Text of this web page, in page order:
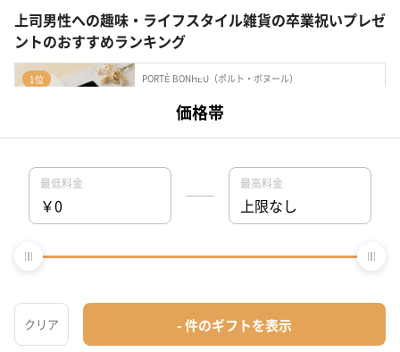
上司男性への趣味・ライフスタイル雑貨の卒業祝いプレゼ
ントのおすすめランキング
1位
名入れ対応
PORTÈ BONHEU（ポルト・ボヌール）
ガジェット
¥5,500
名入れ対応
PORTÈ BONHEU（ポルト・ボヌール）
Back Cover Card Case カード収納一体型の本革
ガジェット
最短8月09日(日)お届け
3位 PORTÈ BONHEU（ポルト・ボヌール）